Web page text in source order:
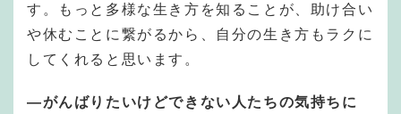
す。もっと多様な生き方を知ることが、助け合い
や休むことに繋がるから、自分の生き方もラクに
してくれると思います。
—がんばりたいけどできない人たちの気持ちに